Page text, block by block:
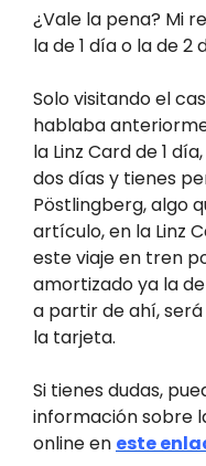
¿Vale la pena? Mi
la de 1 día o la de 2
Solo visitando el
hablaba
la Linz Card de 1
dos días y tienes
Pöstlingberg, algo
artículo, en la Linz
este viaje en tren
amortizado ya la
a partir de ahí,
la tarjeta.
Si tienes dudas,
información sobre
online en este